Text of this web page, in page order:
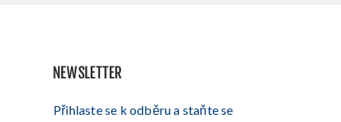
NEWSLETTER
Přihlaste se k odběru a staňte se